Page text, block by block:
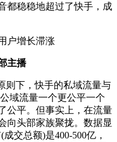
都稳稳地超过了快手，成
主播
下，快手的私域流量与
域流量一个更公平一个
公平。但事实上，在流量
向头部家族聚拢。数据显
交总额)是400-500亿，